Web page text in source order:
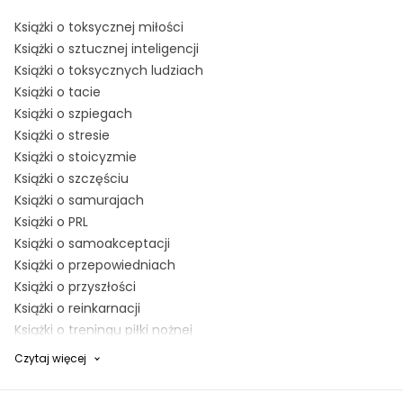
Książki o toksycznej miłości
Książki o sztucznej inteligencji
Książki o toksycznych ludziach
Książki o tacie
Książki o szpiegach
Książki o stresie
Książki o stoicyzmie
Książki o szczęściu
Książki o samurajach
Książki o PRL
Książki o samoakceptacji
Książki o przepowiedniach
Książki o przyszłości
Książki o reinkarnacji
Książki o treningu piłki nożnej
Książki o Stanach Zjednoczonych
Czytaj więcej